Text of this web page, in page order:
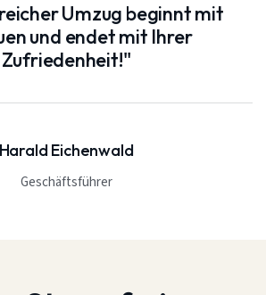
Umzug beginnt mit
und endet mit Ihrer
Zufriedenheit!"
Harald Eichenwald
Geschäftsführer